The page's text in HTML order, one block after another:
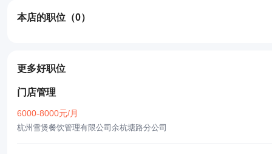
本店的职位 （0）
更多好职位
门店管理
6000-8000元/月
杭州雪煲餐饮管理有限公司余杭塘路分公司